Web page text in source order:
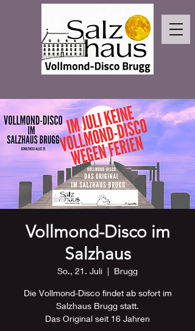
Vollmond-Disco im
Salzhaus
So., 21. Juli
  |
Brugg
Die Vollmond-Disco findet ab sofort im
Salzhaus Brugg statt.
Das Original seit 16 Jahren